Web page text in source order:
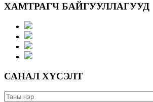
ХАМТРАГЧ БАЙГУУЛЛАГУУД
САНАЛ ХҮСЭЛТ